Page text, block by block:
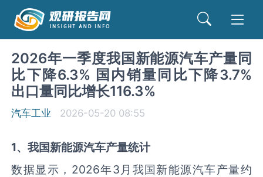
2026年一季度我国新能源汽车产量同
比下降6.3% 国内销量同比下降3.7%
出口量同比增长116.3%
汽车工业 2026-05-20 08:55
1、我国新能源汽车产量统计
数据显示，2026年3月我国新能源汽车产量约